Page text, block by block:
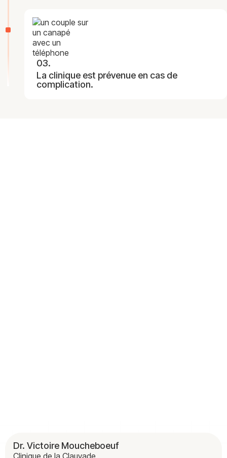
03.
La clinique est prévenue en cas de
complication.
James was here
Dr. Victoire Moucheboeuf
Clinique de la Clauvade